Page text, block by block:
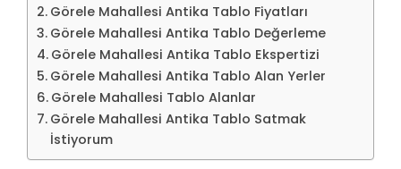
Görele Mahallesi Antika Tablo Fiyatları
Görele Mahallesi Antika Tablo Değerleme
Görele Mahallesi Antika Tablo Ekspertizi
Görele Mahallesi Antika Tablo Alan Yerler
Görele Mahallesi Tablo Alanlar
Görele Mahallesi Antika Tablo Satmak
İstiyorum